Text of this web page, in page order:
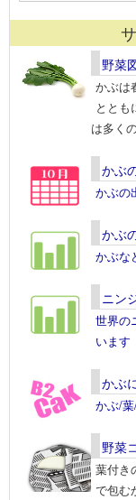
野菜
かぶは
ととも
は多く
かぶ
かぶの
かぶ
かぶな
ニン
世界の
います
かぶ
かぶ/
野菜
葉付き
で包む